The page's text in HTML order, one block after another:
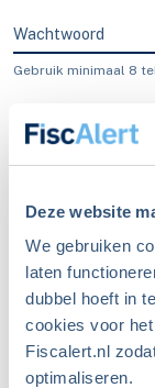
Deze website
We gebruiken
laten
dubbel hoeft in
cookies voor
Fiscalert.nl
optimaliseren.
Wachtwoord
Gebruik minimaal 8
Blijf
Ben je